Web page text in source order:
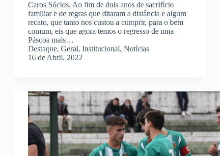
Caros Sócios, Ao fim de dois anos de sacrifício
familiar e de regras que ditaram a distância e algum
recato, que tanto nos custou a cumprir, para o bem
comum, eis que agora temos o regresso de uma
Páscoa mais…
Destaque, Geral, Institucional, Notícias
16 de Abril, 2022